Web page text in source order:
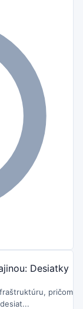
Desiatky
pričom